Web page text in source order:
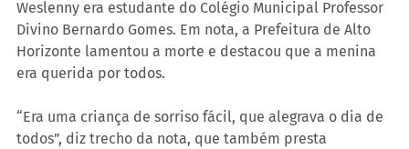
Weslenny era estudante do Colégio Municipal Professor
Divino Bernardo Gomes. Em nota, a Prefeitura de Alto
Horizonte lamentou a morte e destacou que a menina
era querida por todos.
“Era uma criança de sorriso fácil, que alegrava o dia de
todos”, diz trecho da nota, que também presta